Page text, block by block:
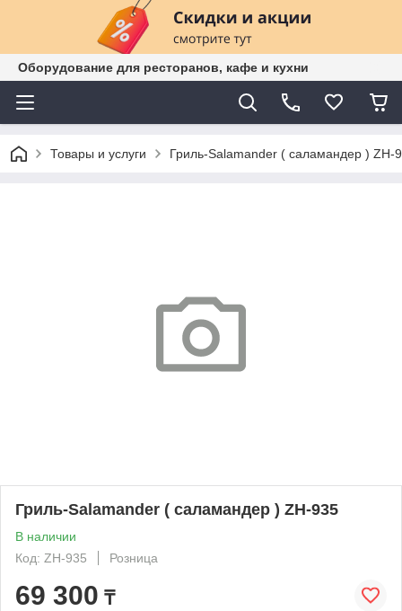
Оборудование для ресторанов, кафе и кухни
Товары и услуги Гриль-Salamander ( саламандер ) ZH-
Гриль-Salamander ( саламандер ) ZH-935
В наличии
Код: ZH-935
Розница
69 300 ₸